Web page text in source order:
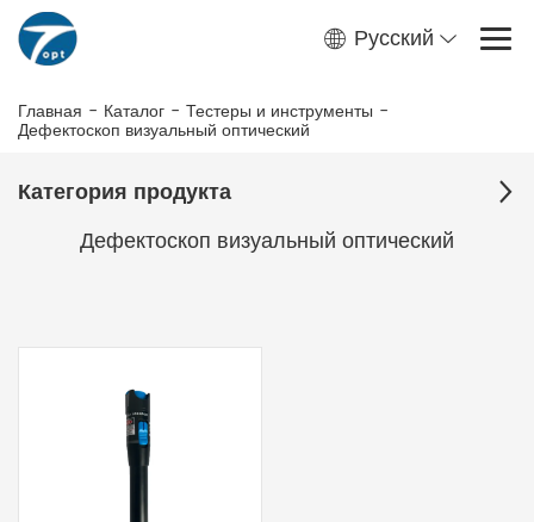
Русский
Главная - Каталог - Тестеры и инструменты -
Дефектоскоп визуальный оптический
Категория продукта
Дефектоскоп визуальный оптический